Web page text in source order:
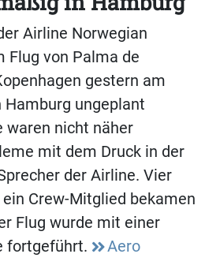
Airline Norwegian
Flug von Palma de
gestern am
Hamburg ungeplant
waren nicht näher
mit dem Druck in der
der Airline. Vier
Crew-Mitglied bekamen
Flug wurde mit einer
fortgeführt.
Aero